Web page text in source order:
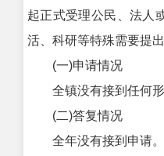
起正式受理公民、法人
活、科研等特殊需要提
(一)申请情况
全镇没有接到任何形
(二)答复情况
全年没有接到申请。